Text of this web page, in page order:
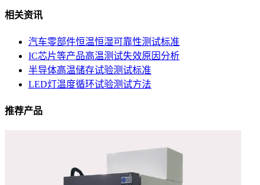
相关资讯
汽车零部件恒温恒湿可靠性测试标准
IC芯片等产品高温测试失效原因分析
半导体高温储存试验测试标准
LED灯温度循环试验测试方法
推荐产品